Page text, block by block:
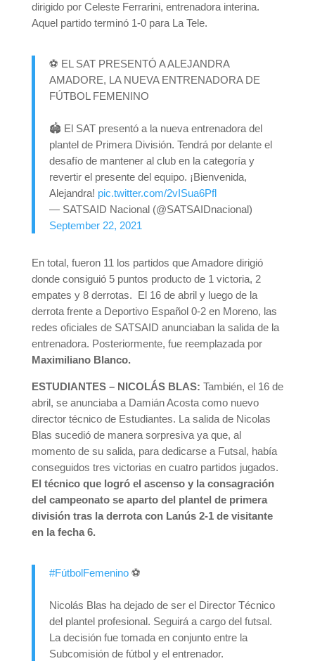
dirigido por Celeste Ferrarini, entrenadora interina.
Aquel partido terminó 1-0 para La Tele.
⚽ EL SAT PRESENTÓ A ALEJANDRA
AMADORE, LA NUEVA ENTRENADORA DE
FÚTBOL FEMENINO
🏟️ El SAT presentó a la nueva entrenadora del
plantel de Primera División. Tendrá por delante el
desafío de mantener al club en la categoría y
revertir el presente del equipo. ¡Bienvenida,
Alejandra! pic.twitter.com/2vISua6Pfl
— SATSAID Nacional (@SATSAIDnacional)
September 22, 2021
En total, fueron 11 los partidos que Amadore dirigió
donde consiguió 5 puntos producto de 1 victoria, 2
empates y 8 derrotas. El 16 de abril y luego de la
derrota frente a Deportivo Español 0-2 en Moreno, las
redes oficiales de SATSAID anunciaban la salida de la
entrenadora. Posteriormente, fue reemplazada por
Maximiliano Blanco.
ESTUDIANTES – NICOLÁS BLAS: También, el 16 de
abril, se anunciaba a Damián Acosta como nuevo
director técnico de Estudiantes. La salida de Nicolas
Blas sucedió de manera sorpresiva ya que, al
momento de su salida, para dedicarse a Futsal, había
conseguidos tres victorias en cuatro partidos jugados.
El técnico que logró el ascenso y la consagración
del campeonato se aparto del plantel de primera
división tras la derrota con Lanús 2-1 de visitante
en la fecha 6.
#FútbolFemenino⚽️
Nicolás Blas ha dejado de ser el Director Técnico
del plantel profesional. Seguirá a cargo del futsal.
La decisión fue tomada en conjunto entre la
Subcomisión de fútbol y el entrenador.